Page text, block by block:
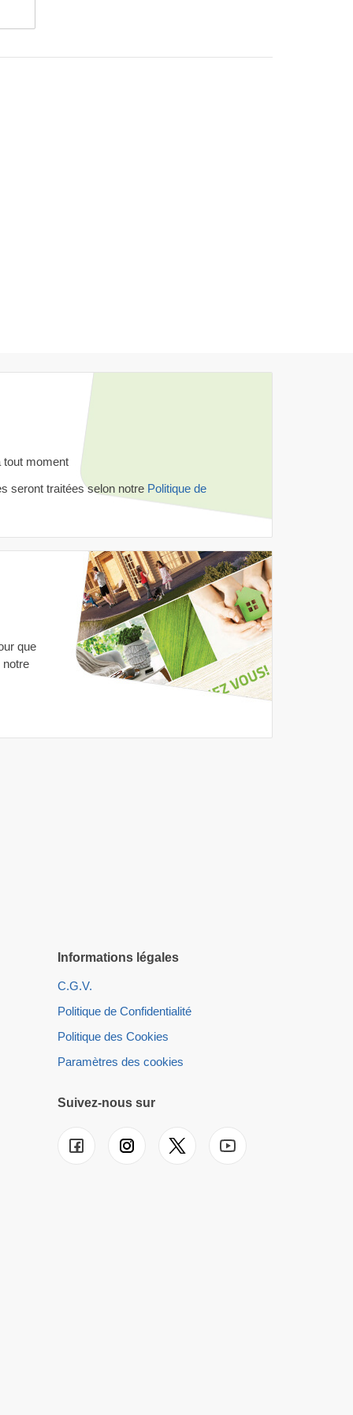
tout moment
seront traitées selon notre Politique de
que
notre
Informations légales
C.G.V.
Politique de Confidentialité
Politique des Cookies
Paramètres des cookies
Suivez-nous sur